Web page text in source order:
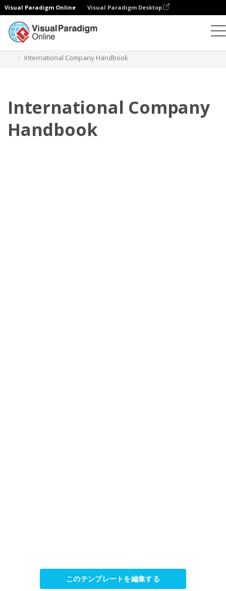
Visual Paradigm Online Visual Paradigm Desktop
International Company Handbook
International Company
Handbook
このテンプレートを編集する